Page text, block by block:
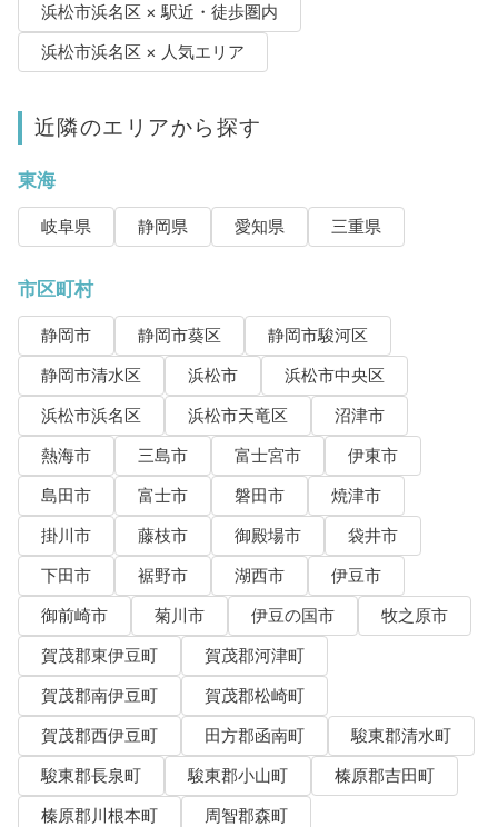
浜松市浜名区 × 駅近・徒歩圏内
浜松市浜名区 × 人気エリア
近隣のエリアから探す
東海
岐阜県 静岡県 愛知県 三重県
市区町村
静岡市 静岡市葵区
静岡市駿河区
静岡市清水区
浜松市
浜松市中央区
浜松市浜名区
浜松市天竜区
沼津市
熱海市
三島市 富士宮市
伊東市
島田市
富士市 磐田市
焼津市
掛川市
藤枝市 御殿場市
袋井市
下田市
裾野市 湖西市
伊豆市
御前崎市
菊川市 伊豆の国市
牧之原市
賀茂郡東伊豆町
賀茂郡河津町
賀茂郡南伊豆町
賀茂郡松崎町
賀茂郡西伊豆町
田方郡函南町
駿東郡清水町
駿東郡長泉町
駿東郡小山町
榛原郡吉田町
榛原郡川根本町
周智郡森町